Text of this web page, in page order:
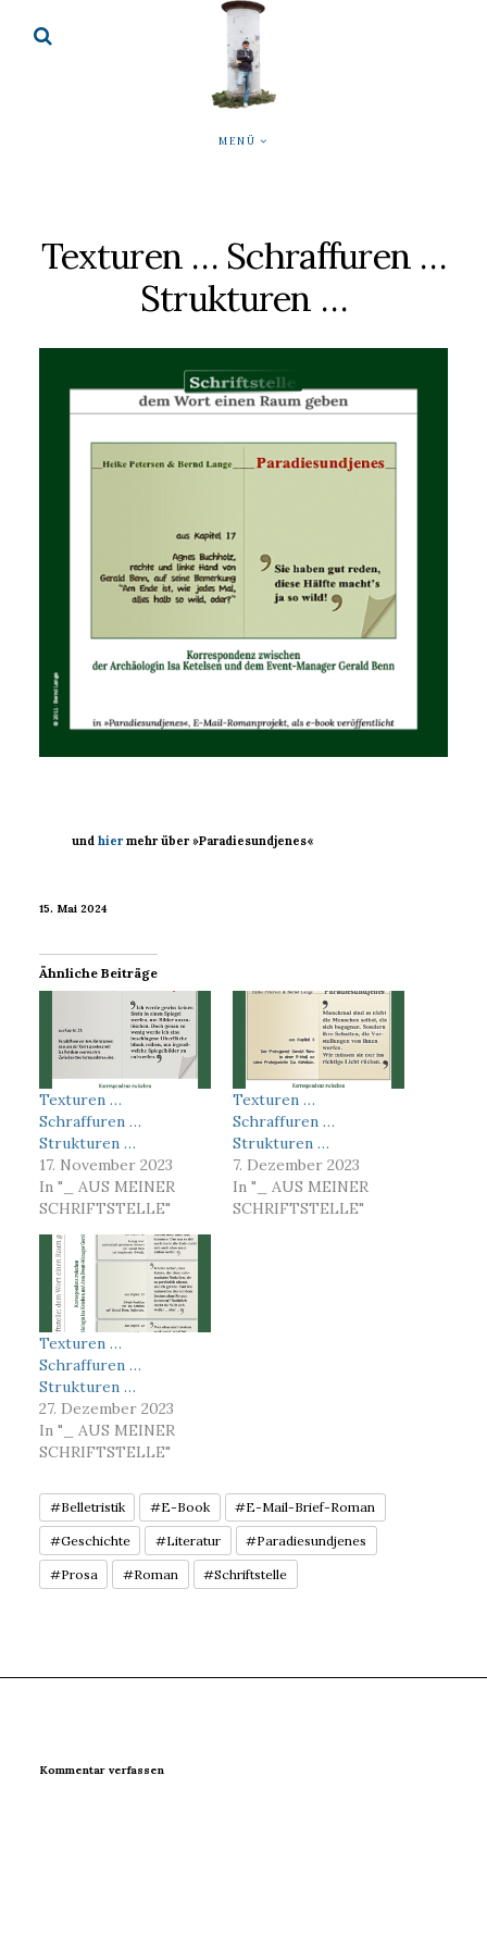
MENÜ
Texturen … Schraffuren …
Strukturen …
undhier mehr über »Paradiesundjenes«
15. Mai 2024
Ähnliche Beiträge
Texturen …
Schraffuren …
Strukturen …
17. November 2023
In "_ AUS MEINER
SCHRIFTSTELLE"
Texturen …
Schraffuren …
Strukturen …
7. Dezember 2023
In "_ AUS MEINER
SCHRIFTSTELLE"
Texturen …
Schraffuren …
Strukturen …
27. Dezember 2023
In "_ AUS MEINER
SCHRIFTSTELLE"
#Belletristik #E-Book #E-Mail-Brief-Roman
#Geschichte #Literatur #Paradiesundjenes
#Prosa #Roman #Schriftstelle
Kommentar verfassen